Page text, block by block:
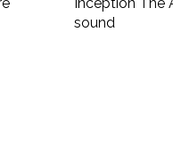
sound